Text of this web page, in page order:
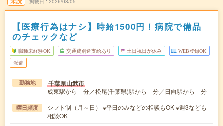
掲載日 2026/08/05
【医療行為はナシ】時給1500円！病院で備品
のチェックなど
職種未経験OK 交通費別途支給あり 土日祝日が休み WEB登録OK
派遣
勤務地 千葉県山武市
成東駅から---分／松尾(千葉県)駅から---分／日向駅から---分
曜日頻度
シフト制（月～日） ※平日のみなどの相談もOK ※週3なども
相談OK